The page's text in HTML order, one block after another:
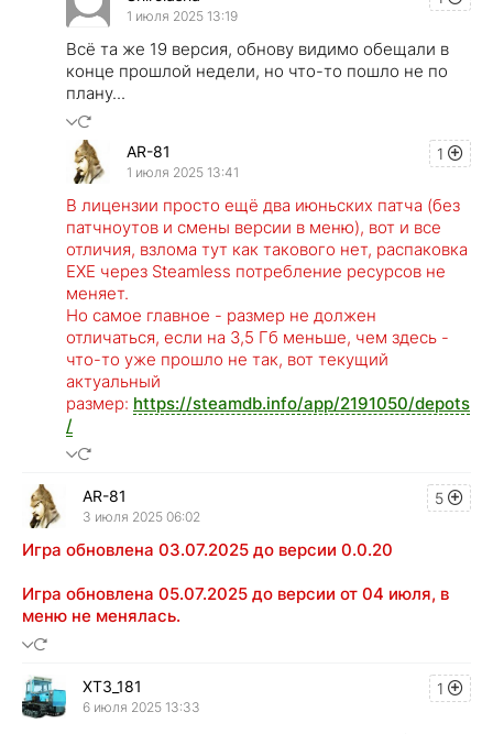
1 июля 2025 13:19
Всё та же 19 версия, обнову видимо обещали в
конце прошлой недели, но что-то пошло не по
плану...
1
AR-81
1 июля 2025 13:41
В лицензии просто ещё два июньских патча (без
патчноутов и смены версии в меню), вот и все
отличия, взлома тут как такового нет, распаковка
EXE через Steamless потребление ресурсов не
меняет.
Но самое главное - размер не должен
отличаться, если на 3,5 Гб меньше, чем здесь -
что-то уже прошло не так, вот текущий
актуальный
размер: https://steamdb.info/app/2191050/depots
/
5
AR-81
3 июля 2025 06:02
Игра обновлена 03.07.2025 до версии 0.0.20
Игра обновлена 05.07.2025 до версии от 04 июля, в
меню не менялась.
1
XT3_181
6 июля 2025 13:33